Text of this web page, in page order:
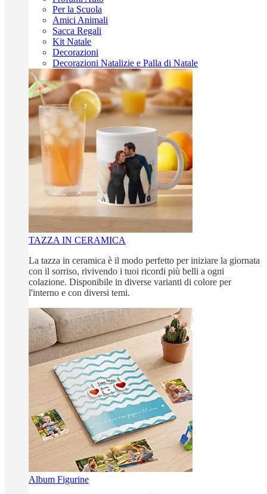
Per la Scuola
Amici Animali
Sacca Regali
Kit Natale
Decorazioni
Decorazioni Natalizie e Palla di Natale
TAZZA IN CERAMICA
La tazza in ceramica è il modo perfetto per iniziare la giornata
con il sorriso, rivivendo i tuoi ricordi più belli a ogni
colazione. Disponibile in diverse varianti di colore per
l'interno e con diversi temi.
Album Figurine